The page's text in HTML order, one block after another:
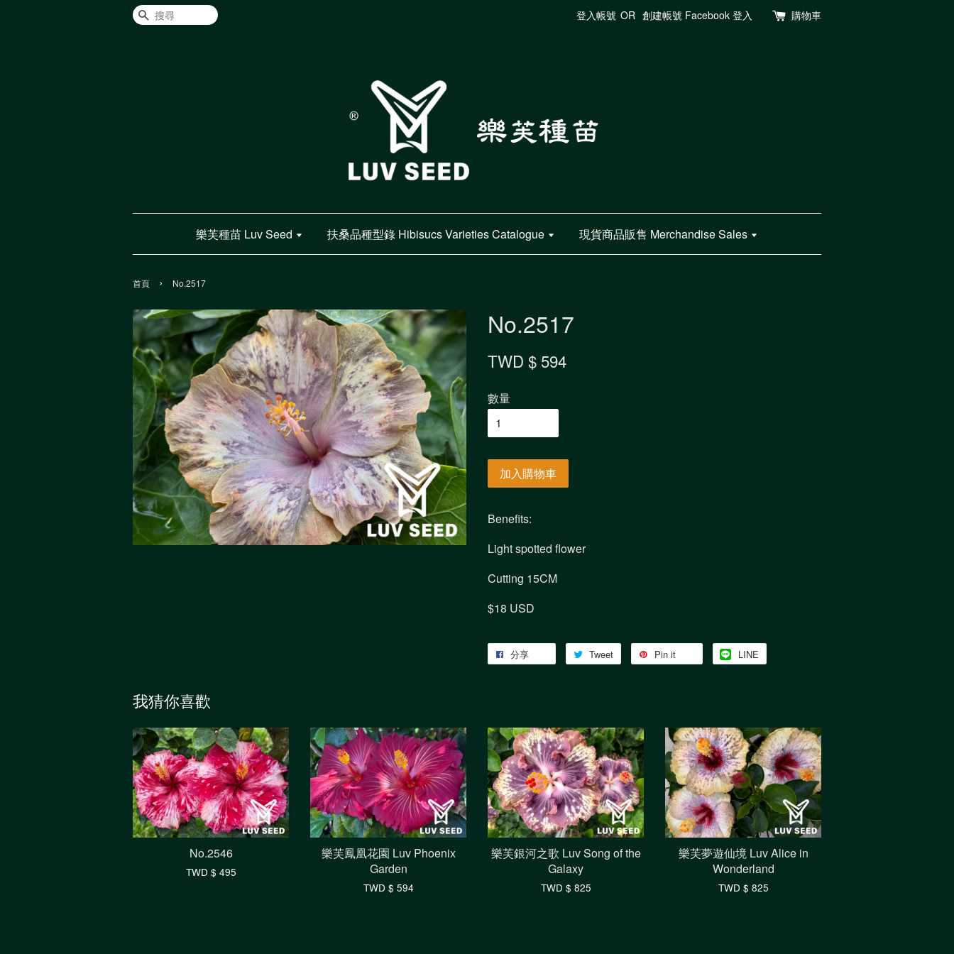
搜尋 登入帳號 OR 創建帳號 Facebook 登入 購物車
樂芙種苗 Luv Seed 扶桑品種型錄 Hibisucs Varieties Catalogue 現貨商品販售 Merchandise Sales
首頁 › No.2517
No.2517
TWD $ 594
數量
加入購物車
Benefits:
Light spotted flower
Cutting 15CM
$18 USD
分享 Tweet Pin it LINE
我猜你喜歡
No.2546
TWD $ 495
樂芙鳳凰花園 Luv Phoenix
Garden
TWD $ 594
樂芙銀河之歌 Luv Song of the
Galaxy
TWD $ 825
樂芙夢遊仙境 Luv Alice in
Wonderland
TWD $ 825